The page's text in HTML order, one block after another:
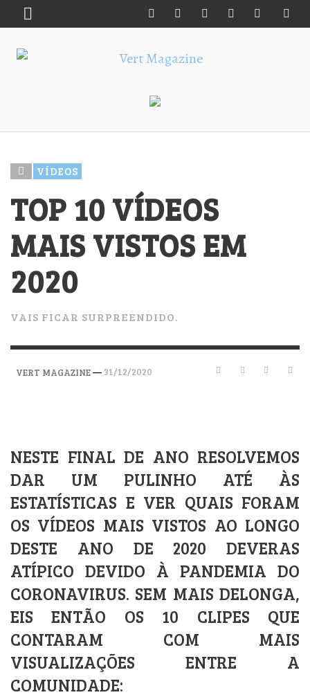
VÍDEOS
TOP 10 VÍDEOS
MAIS VISTOS EM
2020
VAIS FICAR SURPREENDIDO.
VERT MAGAZINE— 31/12/2020
NESTE FINAL DE ANO RESOLVEMOS
DAR UM PULINHO ATÉ ÀS
ESTATÍSTICAS E VER QUAIS FORAM
OS VÍDEOS MAIS VISTOS AO LONGO
DESTE ANO DE 2020 DEVERAS
ATÍPICO DEVIDO À PANDEMIA DO
CORONAVIRUS. SEM MAIS DELONGA,
EIS ENTÃO OS 10 CLIPES QUE
CONTARAM COM MAIS
VISUALIZAÇÕES ENTRE A
COMUNIDADE: